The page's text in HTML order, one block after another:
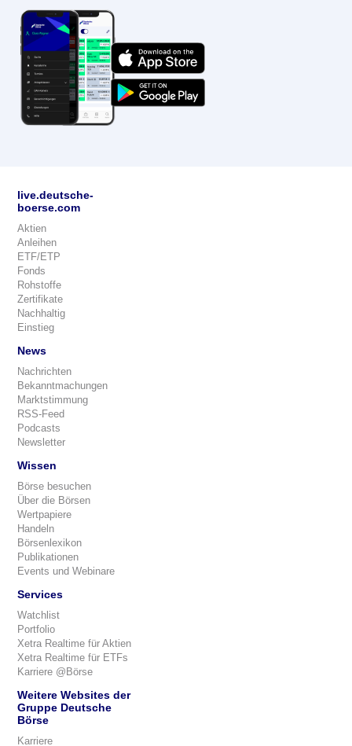
live.deutsche-
boerse.com
Aktien
Anleihen
ETF/ETP
Fonds
Rohstoffe
Zertifikate
Nachhaltig
Einstieg
News
Nachrichten
Bekanntmachungen
Marktstimmung
RSS-Feed
Podcasts
Newsletter
Wissen
Börse besuchen
Über die Börsen
Wertpapiere
Handeln
Börsenlexikon
Publikationen
Events und Webinare
Services
Watchlist
Portfolio
Xetra Realtime für Aktien
Xetra Realtime für ETFs
Karriere @Börse
Weitere Websites der
Gruppe Deutsche
Börse
Karriere